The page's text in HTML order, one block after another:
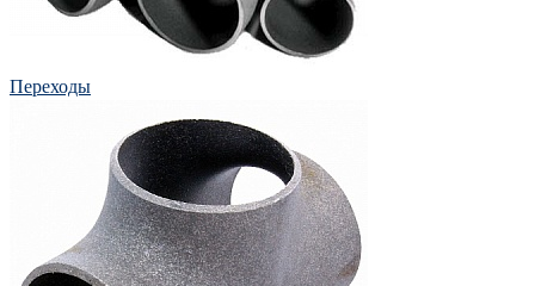
Переходы